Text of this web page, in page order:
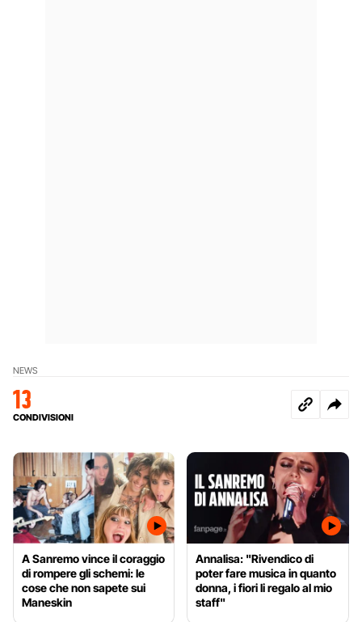
NEWS
13
CONDIVISIONI
A Sanremo vince il coraggio
di rompere gli schemi: le
cose che non sapete sui
Maneskin
Annalisa: "Rivendico di
poter fare musica in quanto
donna, i fiori li regalo al mio
staff"